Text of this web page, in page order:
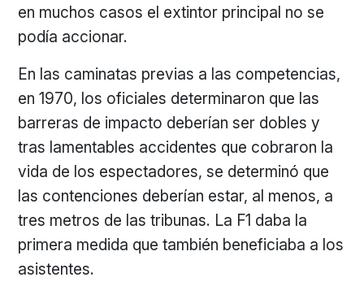
en muchos casos el extintor principal no se
podía accionar.
En las caminatas previas a las competencias,
en 1970, los oficiales determinaron que las
barreras de impacto deberían ser dobles y
tras lamentables accidentes que cobraron la
vida de los espectadores, se determinó que
las contenciones deberían estar, al menos, a
tres metros de las tribunas. La F1 daba la
primera medida que también beneficiaba a los
asistentes.